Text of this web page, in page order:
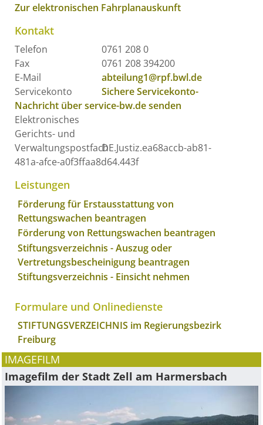
Zur elektronischen Fahrplanauskunft
Kontakt
Telefon
0761 208 0
Fax
0761 208 394200
E-Mail
abteilung1@rpf.bwl.de
Servicekonto
Sichere Servicekonto-
Nachricht über service-bw.de senden
Elektronisches
Gerichts- und
VerwaltungspostfachDE.Justiz.ea68accb-ab81-
481a-afce-a0f3ffaa8d64.443f
Leistungen
Förderung für Erstausstattung von
Rettungswachen beantragen
Förderung von Rettungswachen beantragen
Stiftungsverzeichnis - Auszug oder
Vertretungsbescheinigung beantragen
Stiftungsverzeichnis - Einsicht nehmen
Formulare und Onlinedienste
STIFTUNGSVERZEICHNIS im Regierungsbezirk
Freiburg
IMAGEFILM
Imagefilm der Stadt Zell am Harmersbach